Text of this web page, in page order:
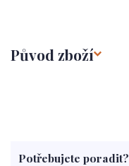
Původ zboží
Potřebujete poradit?